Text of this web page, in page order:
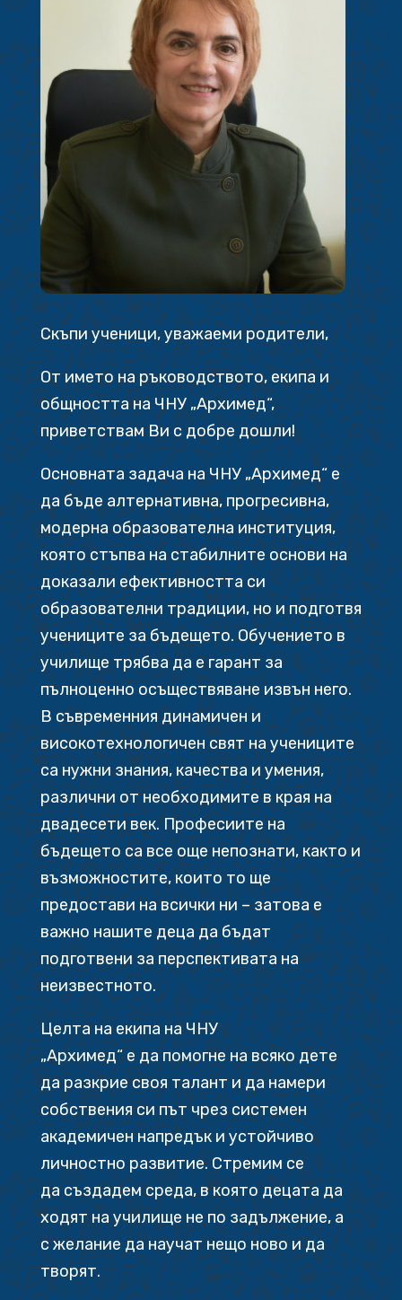
Скъпи ученици, уважаеми родители,
От името на ръководството, екипа и
общността на ЧНУ „Архимед“,
приветствам Ви с добре дошли!
Основната задача на ЧНУ „Архимед“ е
да бъде алтернативна, прогресивна,
модерна образователна институция,
която стъпва на стабилните основи на
доказали ефективността си
образователни традиции, но и подготвя
учениците за бъдещето. Обучението в
училище трябва да е гарант за
пълноценно осъществяване извън него.
В съвременния динамичен и
високотехнологичен свят на учениците
са нужни знания, качества и умения,
различни от необходимите в края на
двадесети век. Професиите на
бъдещето са все още непознати, както и
възможностите, които то ще
предостави на всички ни – затова е
важно нашите деца да бъдат
подготвени за перспективата на
неизвестното.
Целта на екипа на ЧНУ
„Архимед“ е да помогне на всяко дете
да разкрие своя талант и да намери
собствения си път чрез системен
академичен напредък и устойчиво
личностно развитие. Стремим се
да създадем среда, в която децата да
ходят на училище не по задължение, а
с желание да научат нещо ново и да
творят.